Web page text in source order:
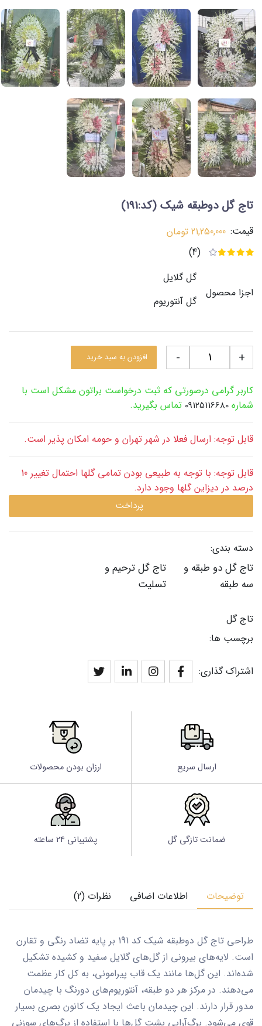
تاج گل دوطبقه شیک (کد:191)
قیمت: 21,250,000 تومان
(4)
اجزا محصول
گل گلایل
گل آنتوریوم
+
- افزودن به سبد خرید
کاربر گرامی درصورتی که ثبت درخواست براتون مشکل است با
شماره 09125116680 تماس بگیرید.
قابل توجه: ارسال فعلا در شهر تهران و حومه امکان پذیر است.
قابل توجه: با توجه به طبیعی بودن تمامی گلها احتمال تغییر 10
درصد در دیزاین گلها وجود دارد.
پرداخت
دسته بندی:
تاج گل دو طبقه و
سه طبقه
تاج گل ترحیم و
تسلیت
تاج گل
برچسب ها:
اشتراک گذاری:
ارسال سریع ارزان بودن محصولات
ضمانت تازگی گل پشتیبانی 24 ساعته
توضیحات اطلاعات اضافی نظرات (2)
طراحی تاج گل دوطبقه شیک کد 191
بر پایه تضاد رنگی و تقارن
است. لایه‌های بیرونی از گل‌های گلایل سفید و کشیده تشکیل
شده‌اند. این گل‌ها مانند یک قاب پیرامونی، به کل کار عظمت
می‌دهند. در مرکز هر دو طبقه، آنتوریوم‌های دورنگ با چیدمان
مدور قرار دارند. این چیدمان باعث ایجاد یک کانون بصری بسیار
قوی می‌شود. برگ‌آرایی پشت گل‌ها با استفاده از برگ‌های سوزنی